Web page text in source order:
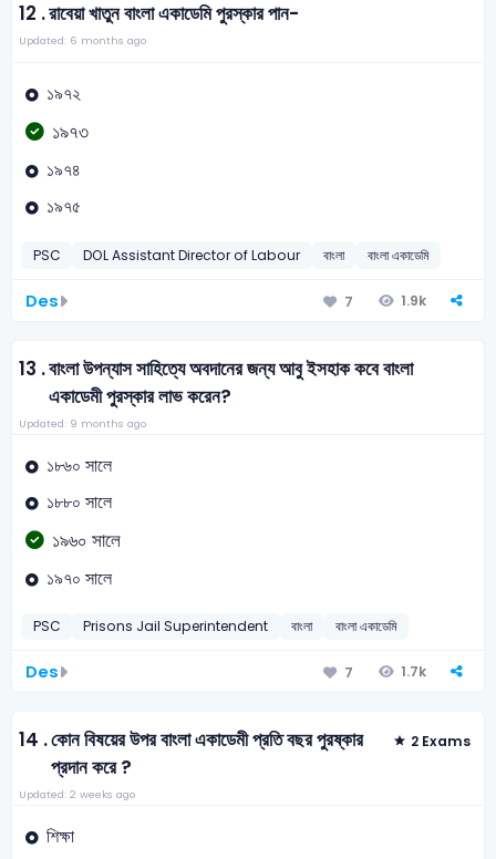
12 .রাবেয়া খাতুন বাংলা একাডেমি পুরস্কার পান-
Updated: 6 months ago
১৯৭২
১৯৭৩
১৯৭৪
১৯৭৫
PSC DOL Assistant Director of Labour বাংলা বাংলা একাডেমি
Des 7 1.9k
13 .বাংলা উপন্যাস সাহিত্যে অবদানের জন্য আবু ইসহাক কবে বাংলা
একাডেমী পুরস্কার লাভ করেন?
Updated: 9 months ago
১৮৬০ সালে
১৮৮০ সালে
১৯৬০ সালে
১৯৭০ সালে
PSC Prisons Jail Superintendent বাংলা বাংলা একাডেমি
Des 7 1.7k
14 .কোন বিষয়ের উপর বাংলা একাডেমী প্রতি বছর পুরষ্কার
প্রদান করে ?
2 Exams
Updated: 2 weeks ago
শিক্ষা